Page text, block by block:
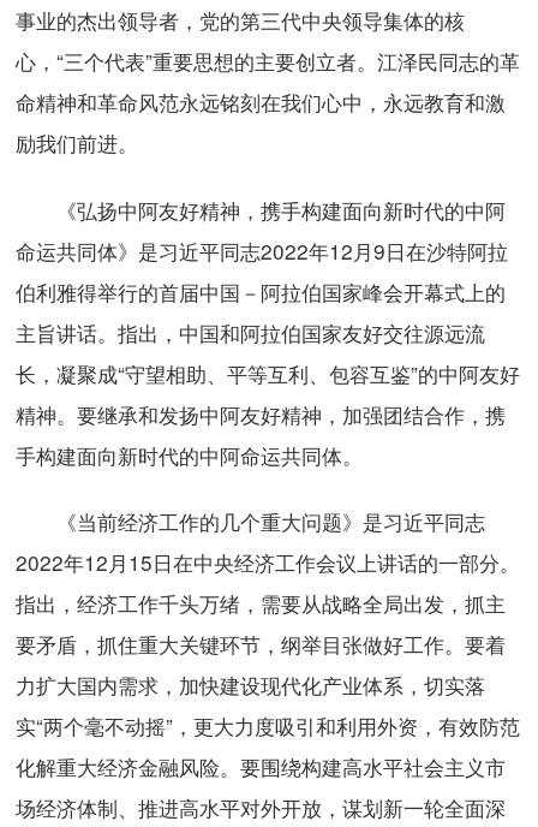
事业的杰出领导者，党的第三代中央领导集体的核
心，“三个代表”重要思想的主要创立者。江泽民同志的革
命精神和革命风范永远铭刻在我们心中，永远教育和激
励我们前进。
《弘扬中阿友好精神，携手构建面向新时代的中阿
命运共同体》是习近平同志2022年12月9日在沙特阿拉
伯利雅得举行的首届中国－阿拉伯国家峰会开幕式上的
主旨讲话。指出，中国和阿拉伯国家友好交往源远流
长，凝聚成“守望相助、平等互利、包容互鉴”的中阿友好
精神。要继承和发扬中阿友好精神，加强团结合作，携
手构建面向新时代的中阿命运共同体。
《当前经济工作的几个重大问题》是习近平同志
2022年12月15日在中央经济工作会议上讲话的一部分。
指出，经济工作千头万绪，需要从战略全局出发，抓主
要矛盾，抓住重大关键环节，纲举目张做好工作。要着
力扩大国内需求，加快建设现代化产业体系，切实落
实“两个毫不动摇”，更大力度吸引和利用外资，有效防范
化解重大经济金融风险。要围绕构建高水平社会主义市
场经济体制、推进高水平对外开放，谋划新一轮全面深